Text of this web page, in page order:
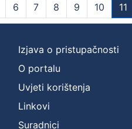
6 7 8 9 10
11
Izjava o pristupačnosti
O portalu
Uvjeti korištenja
Linkovi
Suradnici